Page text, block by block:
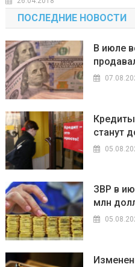
ПОСЛЕДНИЕ НОВОСТИ
В июле
станут
ЗВР в
млн